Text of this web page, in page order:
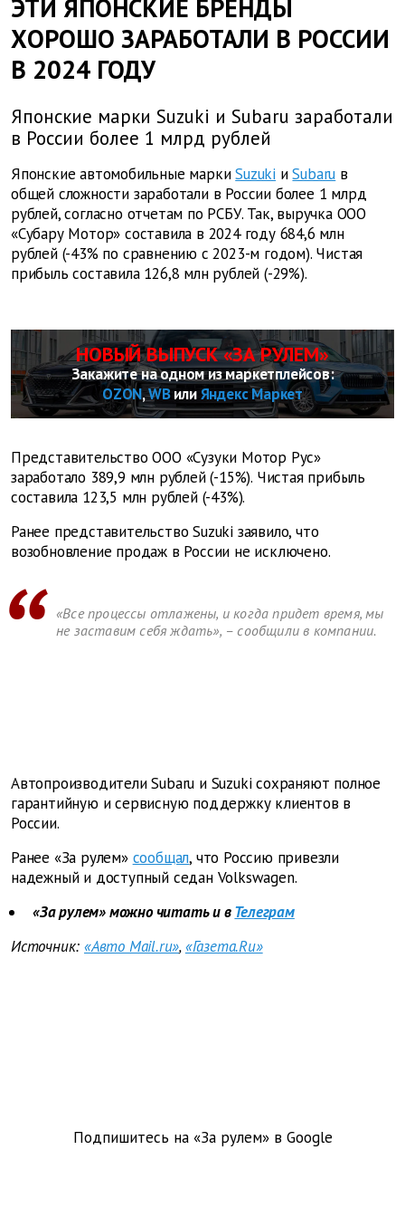
ЭТИ ЯПОНСКИЕ БРЕНДЫ
ХОРОШО ЗАРАБОТАЛИ В РОССИИ
В 2024 ГОДУ
Японские марки Suzuki и Subaru заработали
в России более 1 млрд рублей
Японские автомобильные марки Suzuki и Subaru в
общей сложности заработали в России более 1 млрд
рублей, согласно отчетам по РСБУ. Так, выручка ООО
«Субару Мотор» составила в 2024 году 684,6 млн
рублей (-43% по сравнению с 2023-м годом). Чистая
прибыль составила 126,8 млн рублей (-29%).
НОВЫЙ ВЫПУСК «ЗА РУЛЕМ»
Закажите на одном из маркетплейсов:
OZON,WBилиЯндекс Маркет
Представительство ООО «Сузуки Мотор Рус»
заработало 389,9 млн рублей (-15%). Чистая прибыль
составила 123,5 млн рублей (-43%).
Ранее представительство Suzuki заявило, что
возобновление продаж в России не исключено.
«Все процессы отлажены, и когда придет время, мы
не заставим себя ждать», – сообщили в компании.
Автопроизводители Subaru и Suzuki сохраняют полное
гарантийную и сервисную поддержку клиентов в
России.
Ранее «За рулем» сообщал, что Россию привезли
надежный и доступный седан Volkswagen.
«За рулем» можно читать и вТелеграм
Источник: «Авто Mail.ru», «Газета.Ru»
Подпишитесь на «За рулем» в Google